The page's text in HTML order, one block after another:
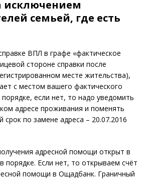
исключением
семьей, где есть
ВПЛ в графе «фактическое
стороне справки после
месте жительства),
с местом вашего фактического
если нет, то надо уведомить
адресе проживания и поменять
срок по замене адреса – 20.07.2016
адресной помощи открыт в
порядке. Если нет, то открываем счёт
помощи в Ощадбанк. Граничный